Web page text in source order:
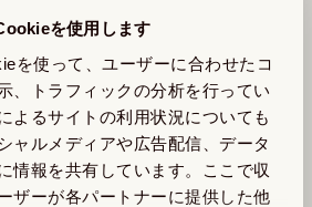
を使用します
を使って、ユーザーに合わせたコ
、トラフィックの分析を行ってい
よるサイトの利用状況についても
ャルメディアや広告配信、データ
情報を共有しています。ここで収
ザーが各パートナーに提供した他